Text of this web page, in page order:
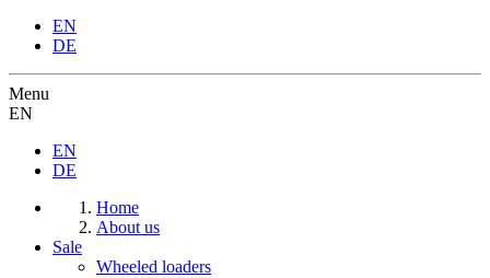
EN
DE
Menu
EN
EN
DE
Home
About us
Sale
Wheeled loaders